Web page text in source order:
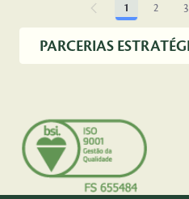
Página
1 Página
2 3
PARCERIAS